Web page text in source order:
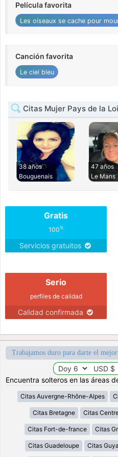
Película favorita
Les oiseaux se cache pour
Canción favorita
Le ciel bleu
Citas Mujer Pays de la
38 años
Bouguenais
47 años
Le Mans
Gratis
100%
Servicios gratuitos
Serio
perfiles de calidad
Calidad confirmada
Trabajamos duro para darte el
Encuentra solteros en las áreas
Citas Auvergne-Rhône-Alpes
Citas Bretagne Citas
Citas Fort-de-france Citas
Citas Guadeloupe Citas